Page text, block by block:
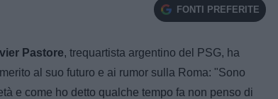
FONTI PREFERITE
Pastore, trequartista argentino del PSG, ha
al suo futuro e ai rumor sulla Roma: "Sono
e come ho detto qualche tempo fa non penso di